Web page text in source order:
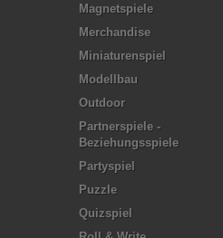
Magnetspiele
Merchandise
Miniaturenspiel
Modellbau
Outdoor
Partnerspiele -
Beziehungsspiele
Partyspiel
Puzzle
Quizspiel